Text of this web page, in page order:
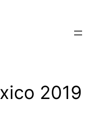
2019